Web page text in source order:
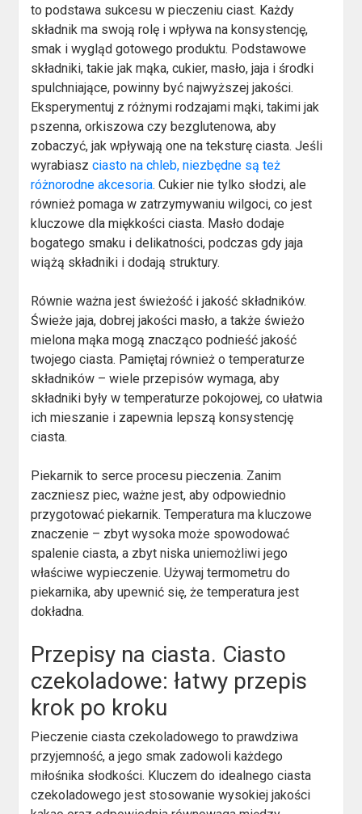
to podstawa sukcesu w pieczeniu ciast. Każdy
składnik ma swoją rolę i wpływa na konsystencję,
smak i wygląd gotowego produktu. Podstawowe
składniki, takie jak mąka, cukier, masło, jaja i środki
spulchniające, powinny być najwyższej jakości.
Eksperymentuj z różnymi rodzajami mąki, takimi jak
pszenna, orkiszowa czy bezglutenowa, aby
zobaczyć, jak wpływają one na teksturę ciasta. Jeśli
wyrabiaszciasto na chleb, niezbędne są też
różnorodne akcesoria. Cukier nie tylko słodzi, ale
również pomaga w zatrzymywaniu wilgoci, co jest
kluczowe dla miękkości ciasta. Masło dodaje
bogatego smaku i delikatności, podczas gdy jaja
wiążą składniki i dodają struktury.
Równie ważna jest świeżość i jakość składników.
Świeże jaja, dobrej jakości masło, a także świeżo
mielona mąka mogą znacząco podnieść jakość
twojego ciasta. Pamiętaj również o temperaturze
składników – wiele przepisów wymaga, aby
składniki były w temperaturze pokojowej, co ułatwia
ich mieszanie i zapewnia lepszą konsystencję
ciasta.
Piekarnik to serce procesu pieczenia. Zanim
zaczniesz piec, ważne jest, aby odpowiednio
przygotować piekarnik. Temperatura ma kluczowe
znaczenie – zbyt wysoka może spowodować
spalenie ciasta, a zbyt niska uniemożliwi jego
właściwe wypieczenie. Używaj termometru do
piekarnika, aby upewnić się, że temperatura jest
dokładna.
Przepisy na ciasta. Ciasto
czekoladowe: łatwy przepis
krok po kroku
Pieczenie ciasta czekoladowego to prawdziwa
przyjemność, a jego smak zadowoli każdego
miłośnika słodkości. Kluczem do idealnego ciasta
czekoladowego jest stosowanie wysokiej jakości